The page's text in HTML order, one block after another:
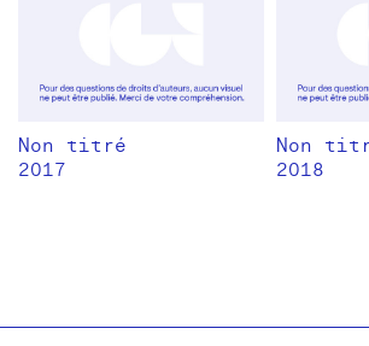
Non titré
2017
Non
2018